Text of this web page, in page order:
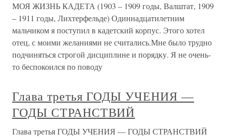
МОЯ ЖИЗНЬ КАДЕТА (1903 – 1909 годы, Валштат, 1909
– 1911 годы, Лихтерфельде) Одиннадцатилетним
мальчиком я поступил в кадетский корпус. Этого хотел
отец, с моими желаниями не считались.Мне было трудно
подчиняться строгой дисциплине и порядку. Я не очень-
то беспокоился по поводу
Глава третья ГОДЫ УЧЕНИЯ —
ГОДЫ СТРАНСТВИЙ
Глава третья ГОДЫ УЧЕНИЯ — ГОДЫ СТРАНСТВИЙ